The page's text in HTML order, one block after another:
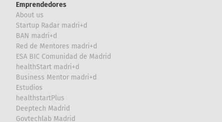
Emprendedores
About us
Startup Radar madri+d
BAN madri+d
Red de Mentores madri+d
ESA BIC Comunidad de Madrid
healthStart madri+d
Business Mentor madri+d
Estudios
healthstartPlus
Deeptech Madrid
Govtechlab Madrid